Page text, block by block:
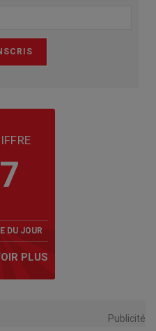
DU JOUR
PLUS
Publicité